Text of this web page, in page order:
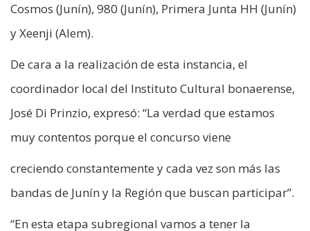
Cosmos (Junín), 980 (Junín), Primera Junta HH (Junín)
y Xeenji (Alem).
De cara a la realización de esta instancia, el
coordinador local del Instituto Cultural bonaerense,
José Di Prinzio, expresó: “La verdad que estamos
muy contentos porque el concurso viene
creciendo constantemente y cada vez son más las
bandas de Junín y la Región que buscan participar”.
“En esta etapa subregional vamos a tener la